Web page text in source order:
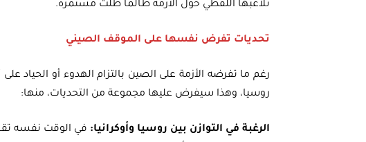
تلاعبها اللفظي حول الأزمة طالما ظلت مستمرة.
تحديات تفرض نفسها على الموقف الصيني
رغم ما تفرضه الأزمة على الصين بالتزام الهدوء أو الحياد
روسيا، وهذا سيفرض عليها مجموعة من التحديات، منها:
الرغبة في التوازن بين روسيا وأوكرانيا: في الوقت نفسه